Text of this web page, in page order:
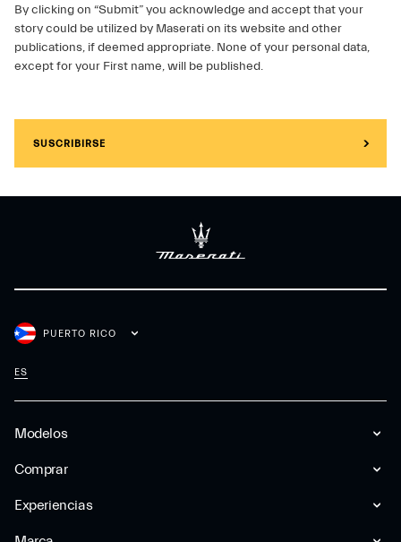
By clicking on “Submit” you acknowledge and accept that your
story could be utilized by Maserati on its website and other
publications, if deemed appropriate. None of your personal data,
except for your First name, will be published.
SUSCRIBIRSE
Modelos
Comprar
Experiencias
PUERTO RICO
ES